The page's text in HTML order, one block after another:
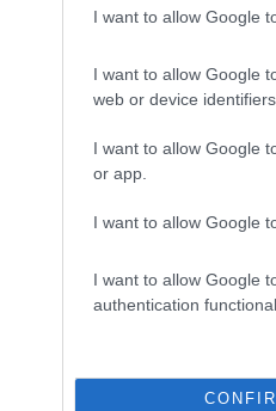
I want to allow Google
I want to allow Google
web or device
I want to allow Google
or app.
I want to allow Google
I want to allow Google
authentication
og menn
og menn